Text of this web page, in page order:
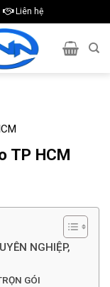
Liên hệ
TP HCM
NGHIỆP,
GÓI